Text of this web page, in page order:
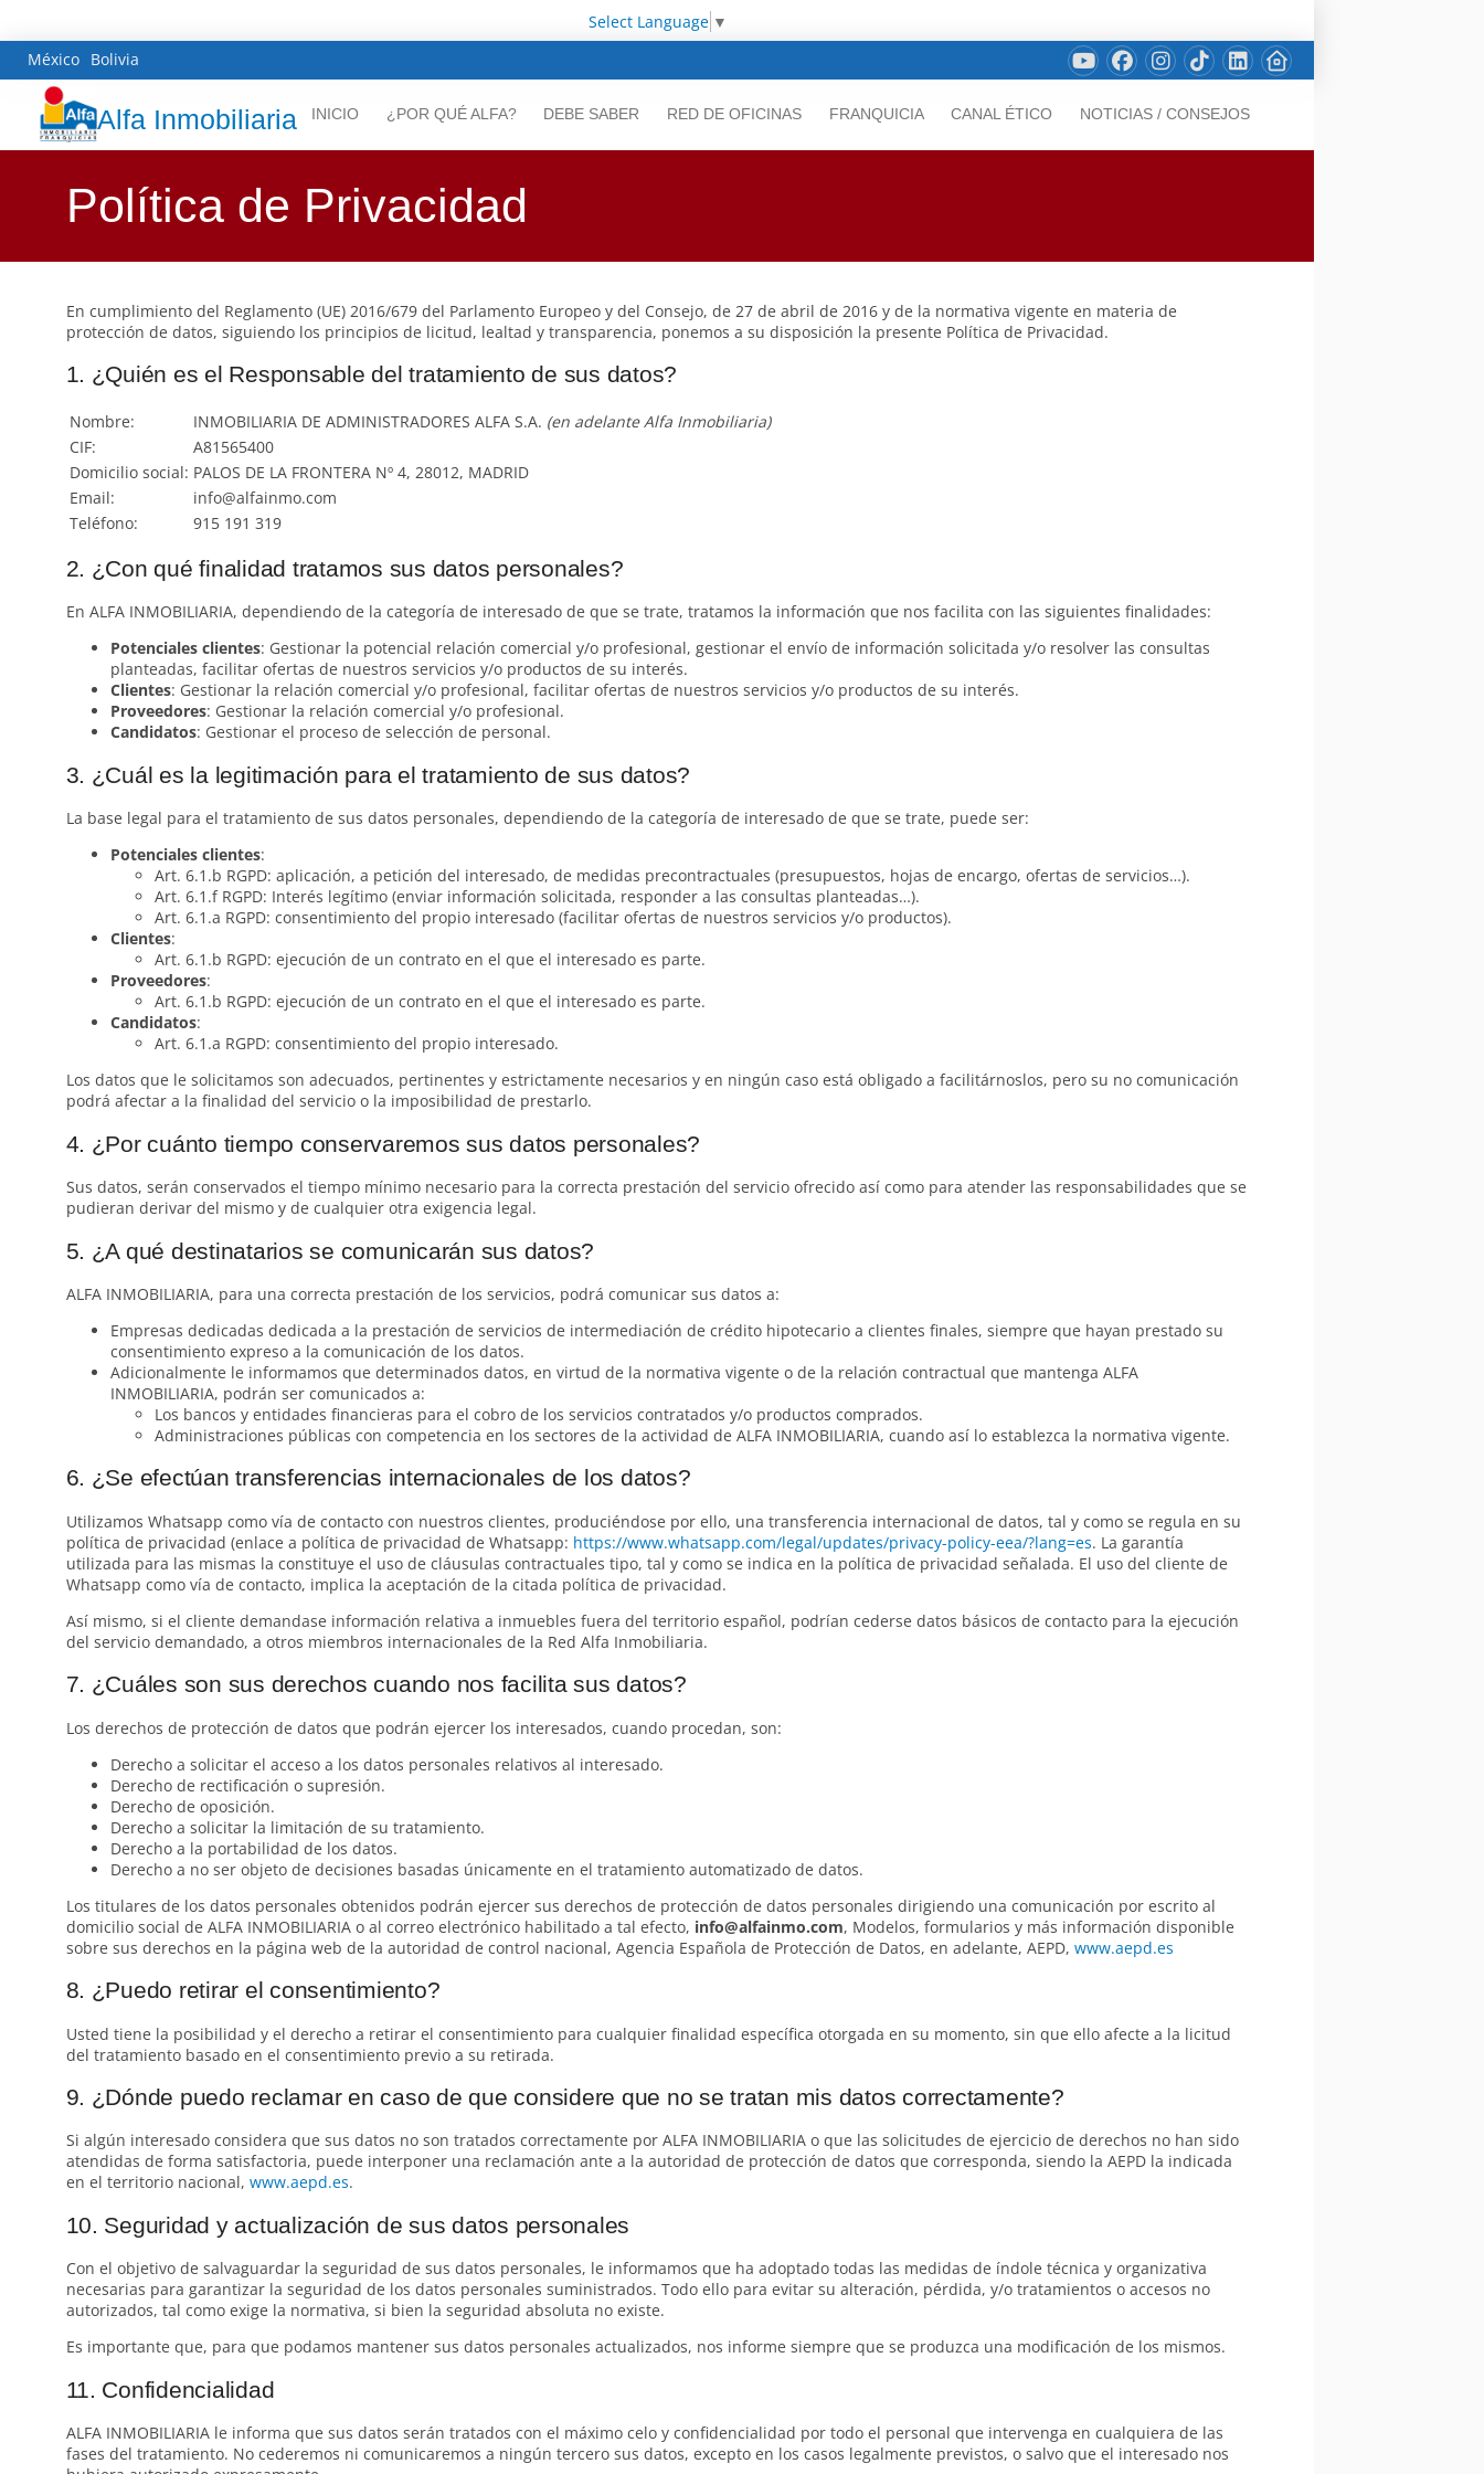
Select Language ▼
México Bolivia
Alfa Inmobiliaria INICIO ¿POR QUÉ ALFA? DEBE SABER RED DE OFICINAS FRANQUICIA CANAL ÉTICO NOTICIAS / CONSEJOS
Política de Privacidad
En cumplimiento del Reglamento (UE) 2016/679 del Parlamento Europeo y del Consejo, de 27 de abril de 2016 y de la normativa vigente en materia de
protección de datos, siguiendo los principios de licitud, lealtad y transparencia, ponemos a su disposición la presente Política de Privacidad.
1. ¿Quién es el Responsable del tratamiento de sus datos?
Nombre: INMOBILIARIA DE ADMINISTRADORES ALFA S.A. (en adelante Alfa Inmobiliaria)
CIF:
A81565400
Domicilio social: PALOS DE LA FRONTERA Nº 4, 28012, MADRID
Email:
info@alfainmo.com
Teléfono:
915 191 319
2. ¿Con qué finalidad tratamos sus datos personales?
En ALFA INMOBILIARIA, dependiendo de la categoría de interesado de que se trate, tratamos la información que nos facilita con las siguientes finalidades:
Potenciales clientes: Gestionar la potencial relación comercial y/o profesional, gestionar el envío de información solicitada y/o resolver las consultas
planteadas, facilitar ofertas de nuestros servicios y/o productos de su interés.
Clientes: Gestionar la relación comercial y/o profesional, facilitar ofertas de nuestros servicios y/o productos de su interés.
Proveedores: Gestionar la relación comercial y/o profesional.
Candidatos: Gestionar el proceso de selección de personal.
3. ¿Cuál es la legitimación para el tratamiento de sus datos?
La base legal para el tratamiento de sus datos personales, dependiendo de la categoría de interesado de que se trate, puede ser:
Potenciales clientes:
Art. 6.1.b RGPD: aplicación, a petición del interesado, de medidas precontractuales (presupuestos, hojas de encargo, ofertas de servicios…).
Art. 6.1.f RGPD: Interés legítimo (enviar información solicitada, responder a las consultas planteadas…).
Art. 6.1.a RGPD: consentimiento del propio interesado (facilitar ofertas de nuestros servicios y/o productos).
Clientes:
Art. 6.1.b RGPD: ejecución de un contrato en el que el interesado es parte.
Proveedores:
Art. 6.1.b RGPD: ejecución de un contrato en el que el interesado es parte.
Candidatos:
Art. 6.1.a RGPD: consentimiento del propio interesado.
Los datos que le solicitamos son adecuados, pertinentes y estrictamente necesarios y en ningún caso está obligado a facilitárnoslos, pero su no comunicación
podrá afectar a la finalidad del servicio o la imposibilidad de prestarlo.
4. ¿Por cuánto tiempo conservaremos sus datos personales?
Sus datos, serán conservados el tiempo mínimo necesario para la correcta prestación del servicio ofrecido así como para atender las responsabilidades que se
pudieran derivar del mismo y de cualquier otra exigencia legal.
5. ¿A qué destinatarios se comunicarán sus datos?
ALFA INMOBILIARIA, para una correcta prestación de los servicios, podrá comunicar sus datos a:
Empresas dedicadas dedicada a la prestación de servicios de intermediación de crédito hipotecario a clientes finales, siempre que hayan prestado su
consentimiento expreso a la comunicación de los datos.
Adicionalmente le informamos que determinados datos, en virtud de la normativa vigente o de la relación contractual que mantenga ALFA
INMOBILIARIA, podrán ser comunicados a:
Los bancos y entidades financieras para el cobro de los servicios contratados y/o productos comprados.
Administraciones públicas con competencia en los sectores de la actividad de ALFA INMOBILIARIA, cuando así lo establezca la normativa vigente.
6. ¿Se efectúan transferencias internacionales de los datos?
Utilizamos Whatsapp como vía de contacto con nuestros clientes, produciéndose por ello, una transferencia internacional de datos, tal y como se regula en su
política de privacidad (enlace a política de privacidad de Whatsapp: https://www.whatsapp.com/legal/updates/privacy-policy-eea/?lang=es. La garantía
utilizada para las mismas la constituye el uso de cláusulas contractuales tipo, tal y como se indica en la política de privacidad señalada. El uso del cliente de
Whatsapp como vía de contacto, implica la aceptación de la citada política de privacidad.
Así mismo, si el cliente demandase información relativa a inmuebles fuera del territorio español, podrían cederse datos básicos de contacto para la ejecución
del servicio demandado, a otros miembros internacionales de la Red Alfa Inmobiliaria.
7. ¿Cuáles son sus derechos cuando nos facilita sus datos?
Los derechos de protección de datos que podrán ejercer los interesados, cuando procedan, son:
Derecho a solicitar el acceso a los datos personales relativos al interesado.
Derecho de rectificación o supresión.
Derecho de oposición.
Derecho a solicitar la limitación de su tratamiento.
Derecho a la portabilidad de los datos.
Derecho a no ser objeto de decisiones basadas únicamente en el tratamiento automatizado de datos.
Los titulares de los datos personales obtenidos podrán ejercer sus derechos de protección de datos personales dirigiendo una comunicación por escrito al
domicilio social de ALFA INMOBILIARIA o al correo electrónico habilitado a tal efecto, info@alfainmo.com, Modelos, formularios y más información disponible
sobre sus derechos en la página web de la autoridad de control nacional, Agencia Española de Protección de Datos, en adelante, AEPD, www.aepd.es
8. ¿Puedo retirar el consentimiento?
Usted tiene la posibilidad y el derecho a retirar el consentimiento para cualquier finalidad específica otorgada en su momento, sin que ello afecte a la licitud
del tratamiento basado en el consentimiento previo a su retirada.
9. ¿Dónde puedo reclamar en caso de que considere que no se tratan mis datos correctamente?
Si algún interesado considera que sus datos no son tratados correctamente por ALFA INMOBILIARIA o que las solicitudes de ejercicio de derechos no han sido
atendidas de forma satisfactoria, puede interponer una reclamación ante a la autoridad de protección de datos que corresponda, siendo la AEPD la indicada
en el territorio nacional, www.aepd.es.
10. Seguridad y actualización de sus datos personales
Con el objetivo de salvaguardar la seguridad de sus datos personales, le informamos que ha adoptado todas las medidas de índole técnica y organizativa
necesarias para garantizar la seguridad de los datos personales suministrados. Todo ello para evitar su alteración, pérdida, y/o tratamientos o accesos no
autorizados, tal como exige la normativa, si bien la seguridad absoluta no existe.
Es importante que, para que podamos mantener sus datos personales actualizados, nos informe siempre que se produzca una modificación de los mismos.
11. Confidencialidad
ALFA INMOBILIARIA le informa que sus datos serán tratados con el máximo celo y confidencialidad por todo el personal que intervenga en cualquiera de las
fases del tratamiento. No cederemos ni comunicaremos a ningún tercero sus datos, excepto en los casos legalmente previstos, o salvo que el interesado nos